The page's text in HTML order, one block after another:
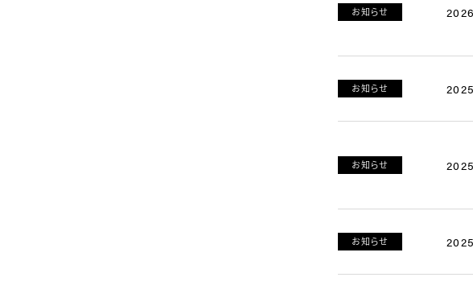
お知らせ
お知らせ
お知らせ
お知らせ